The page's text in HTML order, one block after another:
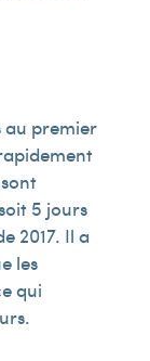
au premier
5 jours
2017. Il a
les
qui